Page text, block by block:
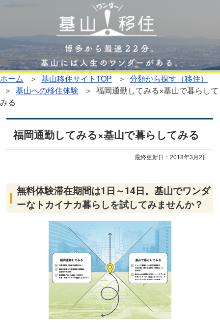
ホーム ＞ 基山移住サイトTOP ＞ 分類から探す（移住）
＞ 基山への移住体験 ＞ 福岡通勤してみる×基山で暮らして
みる
福岡通勤してみる×基山で暮らしてみる
最終更新日：2018年3月2日
無料体験滞在期間は1日～14日。基山でワンダ
ーなトカイナカ暮らしを試してみませんか？